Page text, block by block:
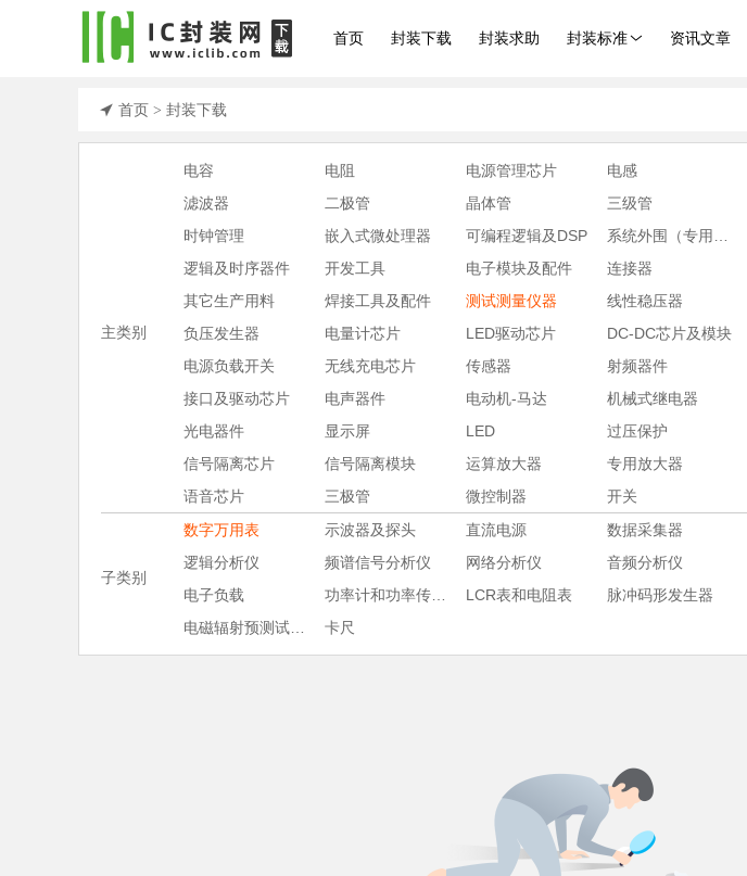
首页 封装下载 封装求助 封装标准 资讯文章
首页 > 封装下载
主类别
电容 电阻 电源管理芯片 电感
滤波器
二极管 晶体管 三级管
时钟管理
嵌入式微处理器 可编程逻辑及DSP
逻辑及时序器件
开发工具 电子模块及配件 连接器
其它生产用料
焊接工具及配件 测试测量仪器 线性稳压器
负压发生器
电量计芯片 LED驱动芯片 DC-DC芯片及模块
电源负载开关
无线充电芯片 传感器 射频器件
接口及驱动芯片
电声器件 电动机-马达 机械式继电器
光电器件
显示屏 LED 过压保护
信号隔离芯片
信号隔离模块 运算放大器 专用放大器
语音芯片
三极管 微控制器 开关
子类别
数字万用表 示波器及探头 直流电源 数据采集器
逻辑分析仪
频谱信号分析仪 网络分析仪 音频分析仪
电子负载
LCR表和电阻表 脉冲码形发生器
卡尺